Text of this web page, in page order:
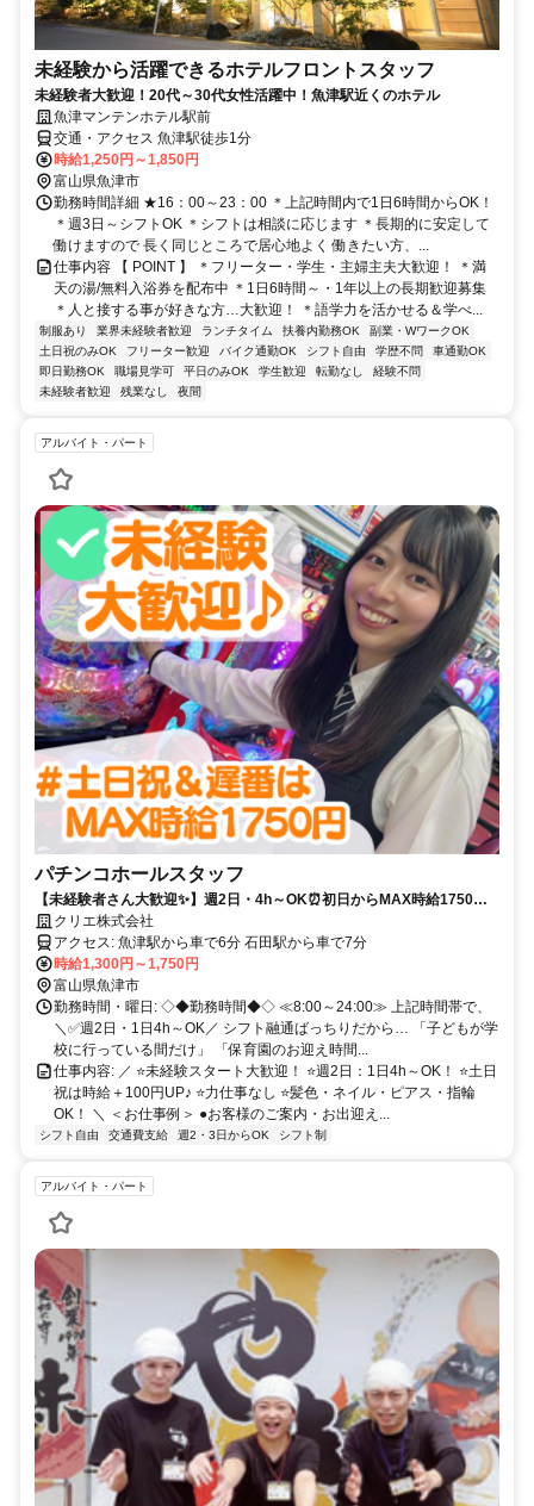
未経験から活躍できるホテルフロントスタッフ
未経験者大歓迎！20代～30代女性活躍中！魚津駅近くのホテル
魚津マンテンホテル駅前
交通・アクセス 魚津駅徒歩1分
時給1,250円～1,850円
富山県魚津市
勤務時間詳細 ★16：00～23：00 ＊上記時間内で1日6時間からOK！
＊週3日～シフトOK ＊シフトは相談に応じます ＊長期的に安定して
働けますので 長く同じところで居心地よく 働きたい方、...
仕事内容 【 POINT 】 ＊フリーター・学生・主婦主夫大歓迎！ ＊満
天の湯/無料入浴券を配布中 ＊1日6時間～・1年以上の長期歓迎募集
＊人と接する事が好きな方…大歓迎！ ＊語学力を活かせる＆学べ...
制服あり 業界未経験者歓迎 ランチタイム 扶養内勤務OK
副業・WワークOK
土日祝のみOK
フリーター歓迎 バイク通勤OK シフト自由 学歴不問
車通勤OK
即日勤務OK
職場見学可 平日のみOK 学生歓迎 転勤なし
経験不問
未経験者歓迎
残業なし 夜間
アルバイト・パート
パチンコホールスタッフ
【未経験者さん大歓迎✨】週2日・4h～OK⏰初日からMAX時給1750円✨
サロンネイルも楽しめる接客バイト✨＼車・バイク通勤◎／
クリエ株式会社
アクセス: 魚津駅から車で6分 石田駅から車で7分
時給1,300円～1,750円
富山県魚津市
勤務時間・曜日: ◇◆勤務時間◆◇ ≪8:00～24:00≫ 上記時間帯で、
＼✅週2日・1日4h～OK／ シフト融通ばっちりだから… 「子どもが学
校に行っている間だけ」 「保育園のお迎え時間...
仕事内容: ／ ⭐未経験スタート大歓迎！ ⭐週2日：1日4h～OK！ ⭐土日
祝は時給＋100円UP♪ ⭐力仕事なし ⭐髪色・ネイル・ピアス・指輪
OK！ ＼ ＜お仕事例＞ ●お客様のご案内・お出迎え...
シフト自由 交通費支給 週2・3日からOK シフト制
アルバイト・パート